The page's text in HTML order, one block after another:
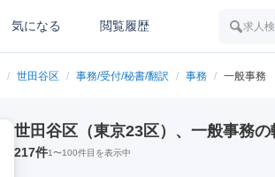
気になる 閲覧履歴 求人
/ 世田谷区 / 事務/受付/秘書/翻訳 / 事務 / 一般事務
世田谷区（東京23区）、一般事務
217件1〜100件目を表示中